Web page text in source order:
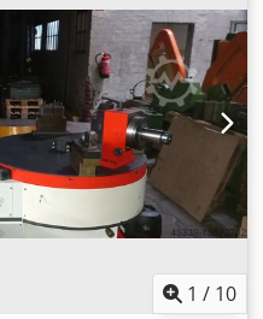
600mm x
[kg]: 50kg -
Informationen
Preis versteht sich zzgl.
Differenzbesteuerung:
Unternehmer Lieferung
für alles aus dem
1 / 10